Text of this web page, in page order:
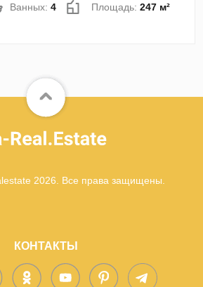
Ванных:4 Площадь:247 м²
2026. Все права защищены.
КОНТАКТЫ